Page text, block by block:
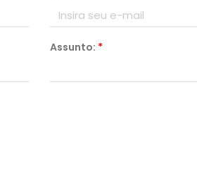
Assunto: *